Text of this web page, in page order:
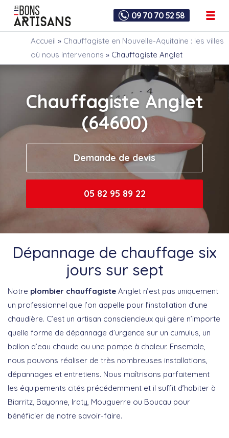
09 70 70 52 58
Accueil » Chauffagiste en Nouvelle-Aquitaine : les villes
où nous intervenons » Chauffagiste Anglet
Chauffagiste Anglet
(64600)
Demande de devis
05 82 95 89 22
Dépannage de chauffage six
jours sur sept
Notre plombier chauffagiste Anglet n’est pas uniquement
un professionnel que l’on appelle pour l’installation d’une
chaudière. C’est un artisan consciencieux qui gère n’importe
quelle forme de dépannage d’urgence sur un cumulus, un
ballon d’eau chaude ou une pompe à chaleur. Ensemble,
nous pouvons réaliser de très nombreuses installations,
dépannages et entretiens. Nous maîtrisons parfaitement
les équipements cités précédemment et il suffit d’habiter à
Biarritz, Bayonne, Iraty, Mouguerre ou Boucau pour
bénéficier de notre savoir-faire.